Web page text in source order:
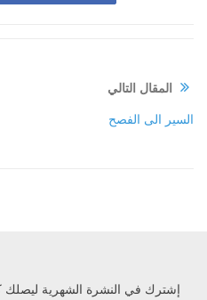
المقال التالي
السير الى الفصح
إشترك في النشرة الشهرية